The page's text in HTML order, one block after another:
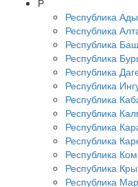
Р
Республика
Республика
Республика
Республика
Республика
Республика
Республика
Республика
Республика
Республика
Республика
Республика
Республика